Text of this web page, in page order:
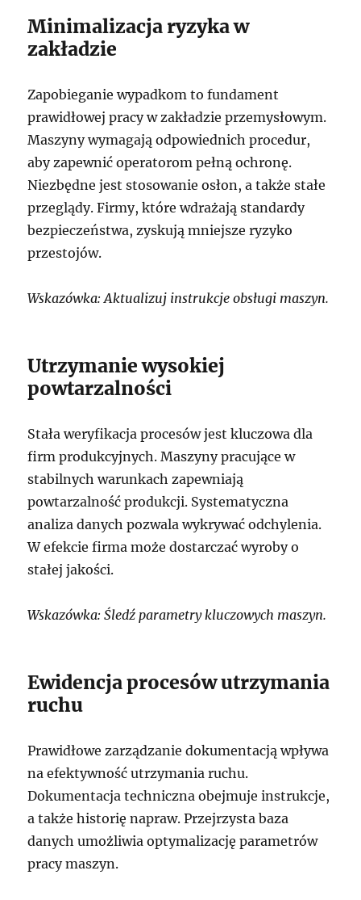
Minimalizacja ryzyka w
zakładzie
Zapobieganie wypadkom to fundament
prawidłowej pracy w zakładzie przemysłowym.
Maszyny wymagają odpowiednich procedur,
aby zapewnić operatorom pełną ochronę.
Niezbędne jest stosowanie osłon, a także stałe
przeglądy. Firmy, które wdrażają standardy
bezpieczeństwa, zyskują mniejsze ryzyko
przestojów.
Wskazówka: Aktualizuj instrukcje obsługi maszyn.
Utrzymanie wysokiej
powtarzalności
Stała weryfikacja procesów jest kluczowa dla
firm produkcyjnych. Maszyny pracujące w
stabilnych warunkach zapewniają
powtarzalność produkcji. Systematyczna
analiza danych pozwala wykrywać odchylenia.
W efekcie firma może dostarczać wyroby o
stałej jakości.
Wskazówka: Śledź parametry kluczowych maszyn.
Ewidencja procesów utrzymania
ruchu
Prawidłowe zarządzanie dokumentacją wpływa
na efektywność utrzymania ruchu.
Dokumentacja techniczna obejmuje instrukcje,
a także historię napraw. Przejrzysta baza
danych umożliwia optymalizację parametrów
pracy maszyn.